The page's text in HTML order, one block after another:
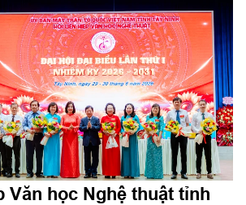
đạo một số ban, ngành phường.
Văn học Nghệ thuật tỉnh